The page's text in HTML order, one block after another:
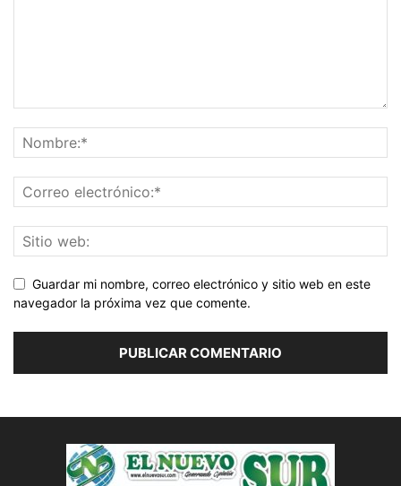
Guardar mi nombre, correo electrónico y sitio web en este
navegador la próxima vez que comente.